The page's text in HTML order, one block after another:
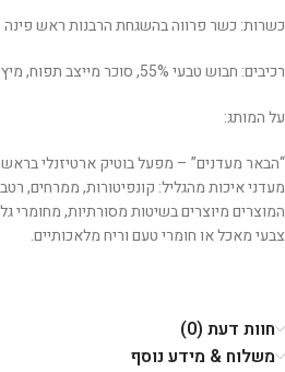
כשרות: כשר פרווה בהשגחת הרבנות ראש פינה
רכיבים: חבוש טבעי 55%, סוכר מייצב תפוח, מיץ לימון
על המותג:
“הבאר מעדנים” – מפעל בוטיק ארטיזנלי
מעדני איכות מהגליל: קונפיטורות, ממרחים,
המוצרים מיוצרים בשיטות מסורתיות, מחומרי
צבעי מאכל או חומרי טעם וריח מלאכותיים.
חוות דעת (0)
משלוח & מידע נוסף